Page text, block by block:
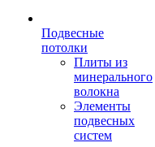
Подвесные
потолки
Плиты из
минерального
волокна
Элементы
подвесных
систем